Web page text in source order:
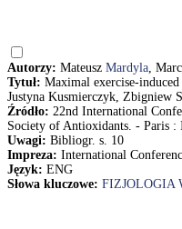
Autorzy: Mateusz Mardyla,
Tytuł: Maximal exercise-
Justyna Kusmierczyk, Zbigniew
Źródło: 22nd International
Society of Antioxidants. - Paris
Uwagi: Bibliogr. s. 10
Impreza: International
Język: ENG
Słowa kluczowe: FIZJOLOGIA